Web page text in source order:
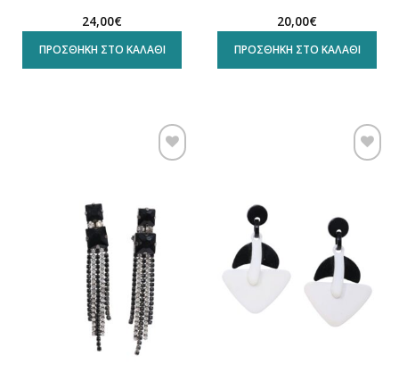
24,00€
ΠΡΟΣΘΉΚΗ ΣΤΟ ΚΑΛΆΘΙ
20,00€
ΠΡΟΣΘΉΚΗ ΣΤΟ ΚΑΛΆΘΙ
στη
wishlist
wishlist